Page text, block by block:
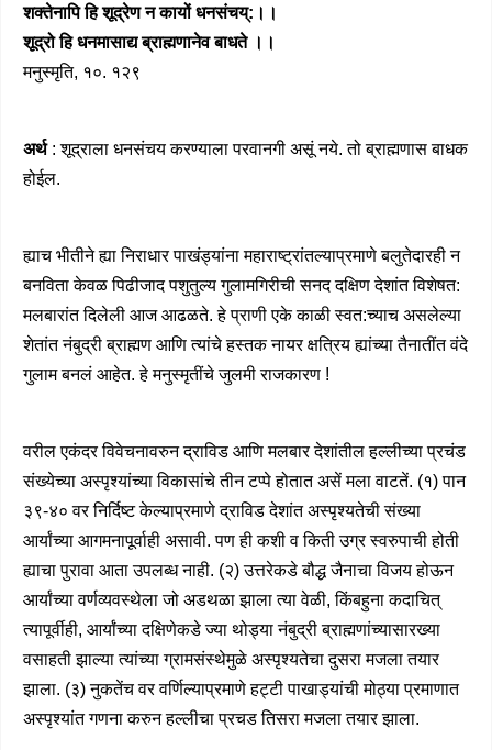
शक्तेनापि हि शूद्रेण न कायों धनसंचय्:।।
शूद्रो हि धनमासाद्य ब्राह्मणानेव बाधते ।।
मनुस्मृति, १०. १२९
अर्थ: शूद्राला धनसंचय करण्याला परवानगी असूं नये. तो ब्राह्मणास बाधक
होईल.
ह्याच भीतीने ह्या निराधार पाखंड्यांना महाराष्ट्रांतल्याप्रमाणे बलुतेदारही न
बनविता केवळ पिढीजाद पशुतुल्य गुलामगिरीची सनद दक्षिण देशांत विशेषत:
मलबारांत दिलेली आज आढळते. हे प्राणी एके काळी स्वत:च्याच असलेल्या
शेतांत नंबुद्री ब्राह्मण आणि त्यांचे हस्तक नायर क्षत्रिय ह्यांच्या तैनातींत वंदे
गुलाम बनलं आहेत. हे मनुस्मृतींचे जुलमी राजकारण !
वरील एकंदर विवेचनावरुन द्राविड आणि मलबार देशांतील हल्लीच्या प्रचंड
संख्येच्या अस्पृश्यांच्या विकासांचे तीन टप्पे होतात असें मला वाटतें. (१) पान
३९-४० वर निर्दिष्ट केल्याप्रमाणे द्राविड देशांत अस्पृश्यतेची संख्या
आर्यांच्या आगमनापूर्वाही असावी. पण ही कशी व किती उग्र स्वरुपाची होती
ह्याचा पुरावा आता उपलब्ध नाही. (२) उत्तरेकडे बौद्ध जैनाचा विजय होऊन
आर्यांच्या वर्णव्यवस्थेला जो अडथळा झाला त्या वेळी, किंबहुना कदाचित्
त्यापूर्वीही, आर्यांच्या दक्षिणेकडे ज्या थोड्या नंबुद्री ब्राह्मणांच्यासारख्या
वसाहती झाल्या त्यांच्या ग्रामसंस्थेमुळे अस्पृश्यतेचा दुसरा मजला तयार
झाला. (३) नुकतेंच वर वर्णिल्याप्रमाणे हट्टी पाखाड्यांची मोठ्या प्रमाणात
अस्पृश्यांत गणना करुन हल्लीचा प्रचड तिसरा मजला तयार झाला.